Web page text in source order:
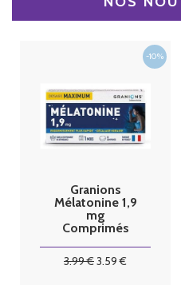
Granions
Mélatonine 1,9
mg
Comprimés
3.99€3.59 €